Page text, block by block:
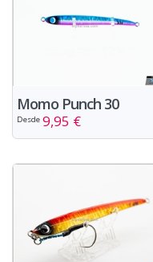
Momo Punch 30
Desde 9,95 €